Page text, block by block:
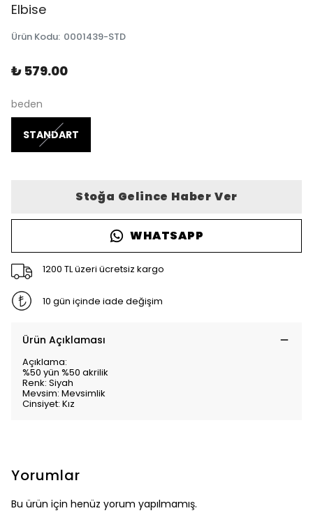
Elbise
Ürün Kodu: 0001439-STD
₺ 579.00
beden
STANDART
Stoğa Gelince Haber Ver
WHATSAPP
1200 TL üzeri ücretsiz kargo
10 gün içinde iade değişim
Ürün Açıklaması
Açıklama:
%50 yün %50 akrilik
Renk: Siyah
Mevsim: Mevsimlik
Cinsiyet: Kız
Yorumlar
Bu ürün için henüz yorum yapılmamış.